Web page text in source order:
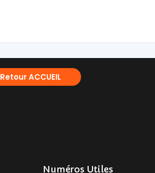
Retour ACCUEIL
Numéros Utiles